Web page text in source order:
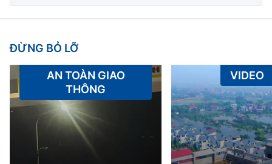
ĐỪNG BỎ LỠ
AN TOÀN GIAO
THÔNG
VIDEO